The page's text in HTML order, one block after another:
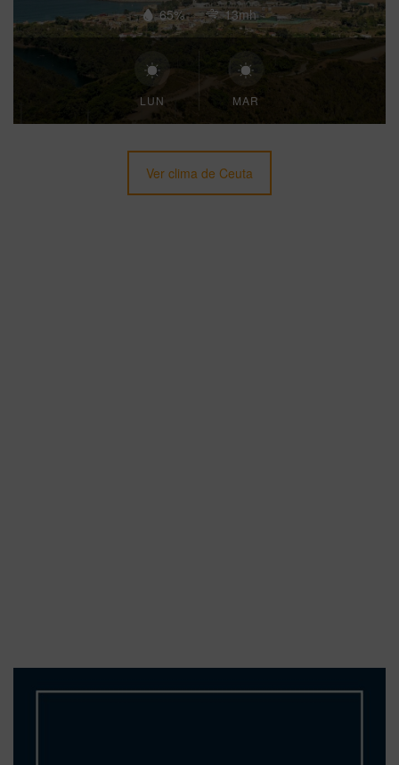
65% 13mh
LUN MAR
Ver clima de Ceuta